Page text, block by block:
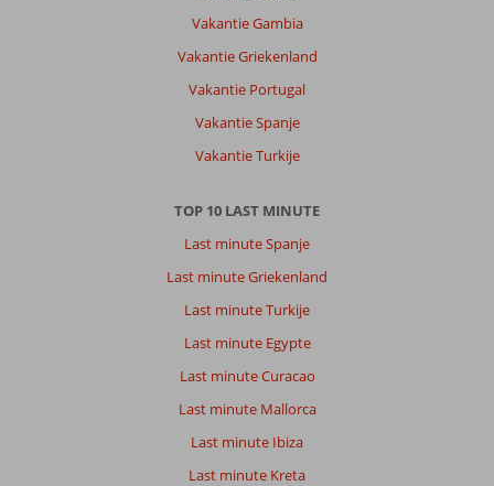
Vakantie Gambia
Vakantie Griekenland
Vakantie Portugal
Vakantie Spanje
Vakantie Turkije
TOP 10 LAST MINUTE
Last minute Spanje
Last minute Griekenland
Last minute Turkije
Last minute Egypte
Last minute Curacao
Last minute Mallorca
Last minute Ibiza
Last minute Kreta